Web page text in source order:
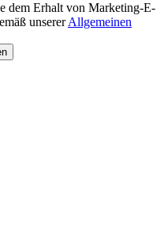
dem Erhalt von Marketing-E-
unsererAllgemeinen